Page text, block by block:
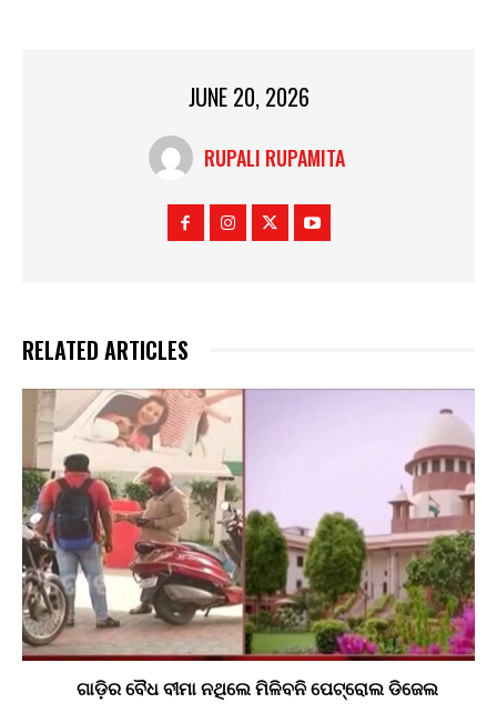
JUNE 20, 2026
RUPALI RUPAMITA
RELATED ARTICLES
ଗାଡ଼ିର ବୈଧ ବୀମା ନଥିଲେ ମିଳିବନି ପେଟ୍ରୋଲ ଡିଜେଲ